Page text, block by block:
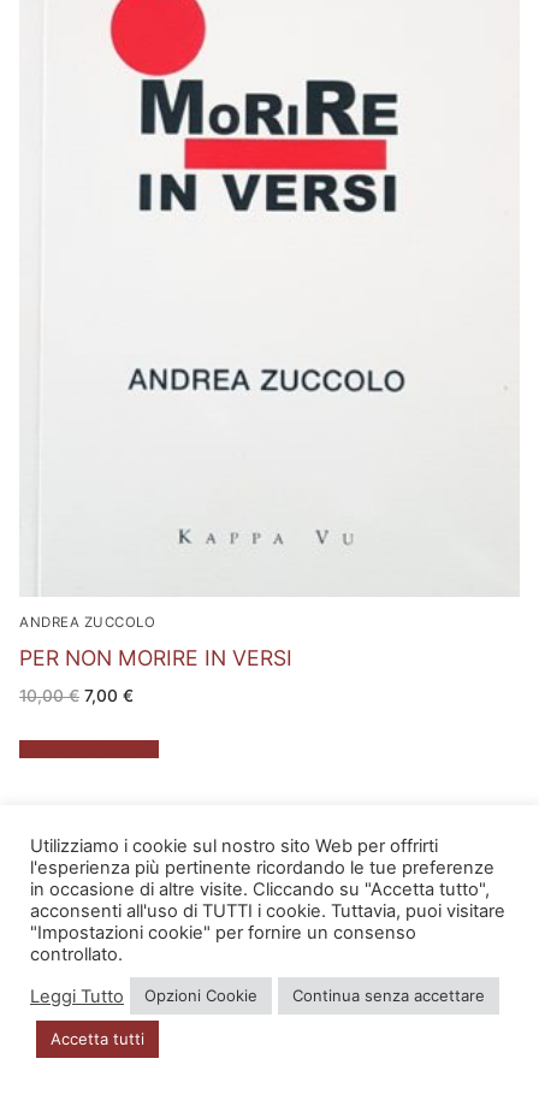
ANDREA ZUCCOLO
PER NON MORIRE IN VERSI
10,00€ Il
prezzo
era:
10,00 €.
7,00 €Il
è:
7,00 €.
Utilizziamo i cookie sul nostro sito Web per offrirti
l'esperienza più pertinente ricordando le tue preferenze
in occasione di altre visite. Cliccando su "Accetta tutto",
acconsenti all'uso di TUTTI i cookie. Tuttavia, puoi visitare
"Impostazioni cookie" per fornire un consenso
controllato.
Leggi Tutto
Opzioni Cookie Continua senza accettare
Accetta tutti